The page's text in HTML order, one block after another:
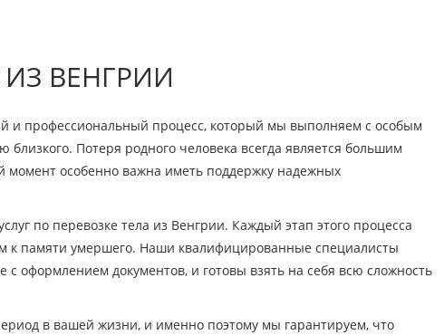
ВЕНГРИИ
и профессиональный процесс, который мы выполняем с особым
Потеря родного человека всегда является большим
особенно важна иметь поддержку надежных
по перевозке тела из Венгрии. Каждый этап этого процесса
к памяти умершего. Наши квалифицированные специалисты
оформлением документов, и готовы взять на себя всю сложность
в вашей жизни, и именно поэтому мы гарантируем, что